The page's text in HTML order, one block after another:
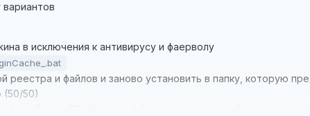
вариантов
в исключения к антивирусу и фаерволу
реестра и файлов и заново установить в папку, которую
(50/50)